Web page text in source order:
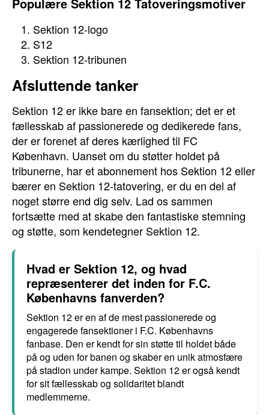
Sektion 12-logo
S12
Sektion 12-tribunen
Afsluttende tanker
Sektion 12 er ikke bare en fansektion; det er et
fællesskab af passionerede og dedikerede fans,
der er forenet af deres kærlighed til FC
København. Uanset om du støtter holdet på
tribunerne, har et abonnement hos Sektion 12 eller
bærer en Sektion 12-tatovering, er du en del af
noget større end dig selv. Lad os sammen
fortsætte med at skabe den fantastiske stemning
og støtte, som kendetegner Sektion 12.
Hvad er Sektion 12, og hvad
repræsenterer det inden for F.C.
Københavns fanverden?
Sektion 12 er en af de mest passionerede og
engagerede fansektioner i F.C. Københavns
fanbase. Den er kendt for sin støtte til holdet både
på og uden for banen og skaber en unik atmosfære
på stadion under kampe. Sektion 12 er også kendt
for sit fællesskab og solidaritet blandt
medlemmerne.